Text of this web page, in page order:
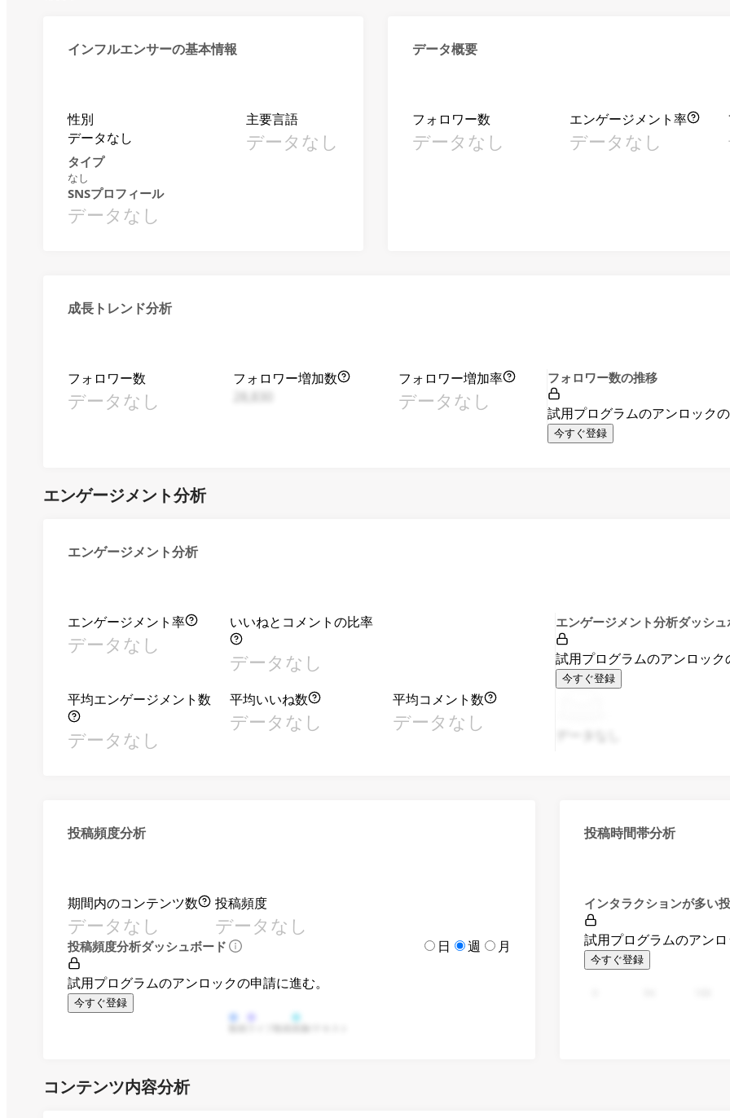
インフルエンサーの基本情報
性別
データなし
主要言語
データなし
タイプ
なし
SNSプロフィール
データなし
データ概要
フォロワー数
データなし
エンゲージメント率
データなし
成長トレンド分析
フォロワー数
データなし
フォロワー増加数
フォロワー増加率
データなし
フォロワー数の推移
試用プログラムのアンロックの
今すぐ登録
エンゲージメント分析
エンゲージメント分析
エンゲージメント率
データなし
いいねとコメントの比率
データなし
平均エンゲージメント数
データなし
平均いいね数
データなし
平均コメント数
データなし
エンゲージメント分析ダッシュ
試用プログラムのアンロック
今すぐ登録
投稿頻度分析
期間内のコンテンツ数
データなし
投稿頻度
データなし
投稿頻度分析ダッシュボード 日 週 月
試用プログラムのアンロックの申請に進む。
今すぐ登録
投稿時間帯分析
インタラクションが多い
試用プログラムのアンロ
今すぐ登録
コンテンツ内容分析